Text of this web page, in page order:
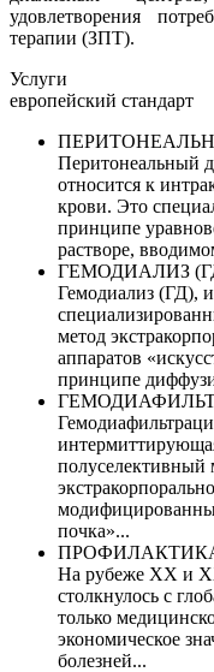
удовлетворения
терапии (ЗПТ).
Услуги
европейский стандарт
Перитонеальный
относится к
крови. Это
принципе
растворе,
ГЕМОДИАЛИЗ
Гемодиализ (ГД),
метод
аппаратов
принципе
почка»...
На рубеже XX и
столкнулось с
только
экономическое
болезней...